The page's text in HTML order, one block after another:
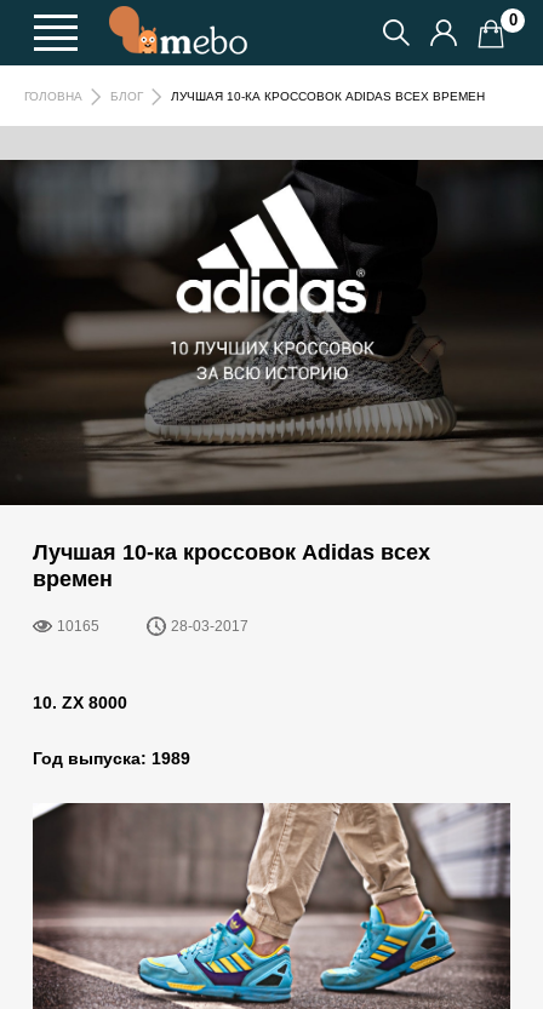
0
ГОЛОВНА БЛОГ ЛУЧШАЯ 10-КА КРОССОВОК АDIDAS ВСЕХ ВРЕМЕН
Лучшая 10-ка кроссовок Аdidas всех
времен
10165 28-03-2017
10. ZX 8000
Год выпуска: 1989